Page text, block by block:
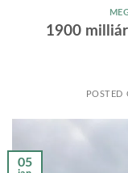
1900
POSTED
05